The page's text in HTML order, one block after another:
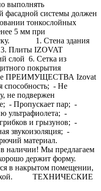
выполнять
фасадной системы должен
тонкослойных
5 мм при
1. Стена здания
3. Плиты IZOVAT
слой 6. Сетка из
покрытия
ПРЕИМУЩЕСТВА Izovat
способность; - Не
не подвержен
- Пропускает пар; -
ультрафиолета; -
и грызунов; -
звукоизоляция; -
материал.
наличии! Мы предлагаем
держит форму.
в накрытом помещении,
сухой. ТЕХНИЧЕСКИЕ